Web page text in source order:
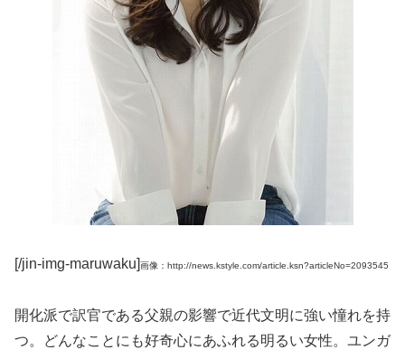
[/jin-img-maruwaku]画像：http://news.kstyle.com/article.ksn?articleNo=2093545
開化派で訳官である父親の影響で近代文明に強い憧れを持
つ。どんなことにも好奇心にあふれる明るい女性。ユンガ